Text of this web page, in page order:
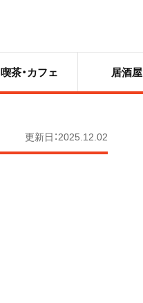
喫茶・カフェ 居酒屋
更新日：2025.12.02